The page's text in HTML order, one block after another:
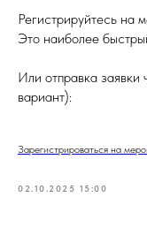
Регистрируйтесь на
Это наиболее
Или отправка заявки
вариант):
Зарегистрироваться на
02.10.2025 15:00